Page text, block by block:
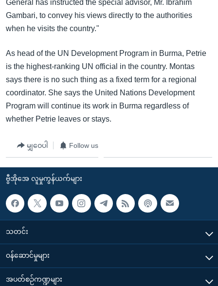
General has instructed the special advisor, Mr. Ibrahim
Gambari, to convey his views directly to the authorities
when he visits the country."
As head of the UN Development Program in Burma, Petrie
is the highest-ranking UN official in the country. Montas
says there is no such thing as a fixed term for a regional
coordinator. She says the United Nations Development
Program will continue its work in Burma regardless of
whether Petrie leaves or stays.
မျှဝေပါ Follow us
ဗွီအိုအေ လူမှုကွန်ယက်များ
သတင်း
၀န်ဆောင်မှုများ
အပတ်စဉ်ကဏ္ဍများ